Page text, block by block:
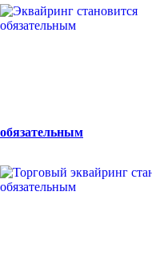
обязательным